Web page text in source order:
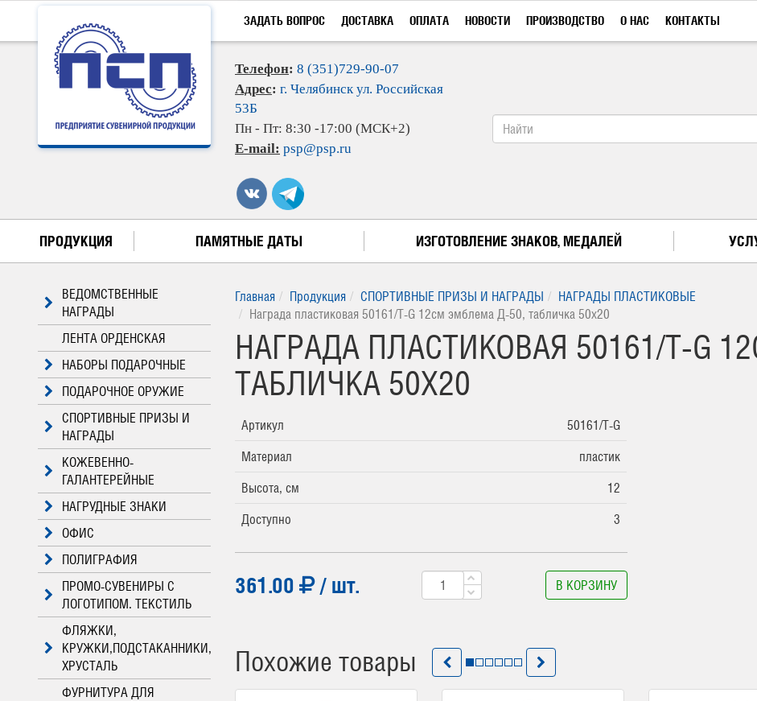
ЗАДАТЬ ВОПРОС ДОСТАВКА ОПЛАТА НОВОСТИ ПРОИЗВОДСТВО О НАС КОНТАКТЫ
Телефон: 8 (351)729-90-07
Адрес: г. Челябинск ул. Российская
53Б
Пн - Пт: 8:30 -17:00 (МСК+2)
E-mail: psp@psp.ru
ПРОДУКЦИЯ ПАМЯТНЫЕ ДАТЫ ИЗГОТОВЛЕНИЕ ЗНАКОВ, МЕДАЛЕЙ
ВЕДОМСТВЕННЫЕ
НАГРАДЫ
ЛЕНТА ОРДЕНСКАЯ
НАБОРЫ ПОДАРОЧНЫЕ
ПОДАРОЧНОЕ ОРУЖИЕ
СПОРТИВНЫЕ ПРИЗЫ И
НАГРАДЫ
КОЖЕВЕННО-
ГАЛАНТЕРЕЙНЫЕ
НАГРУДНЫЕ ЗНАКИ
ОФИС
ПОЛИГРАФИЯ
ПРОМО-СУВЕНИРЫ С
ЛОГОТИПОМ. ТЕКСТИЛЬ
ФЛЯЖКИ,
КРУЖКИ,ПОДСТАКАННИКИ,
ХРУСТАЛЬ
ФУРНИТУРА ДЛЯ
Главная Продукция СПОРТИВНЫЕ ПРИЗЫ И НАГРАДЫ
НАГРАДЫ ПЛАСТИКОВЫЕ
Награда пластиковая 50161/T-G 12см эмблема Д-50, табличка 50х20
НАГРАДА ПЛАСТИКОВАЯ 50161/T-G
ТАБЛИЧКА 50Х20
Артикул
50161/T-G
Материал
пластик
Высота, см
12
Доступно
3
361.00 / шт. В КОРЗИНУ
Похожие товары